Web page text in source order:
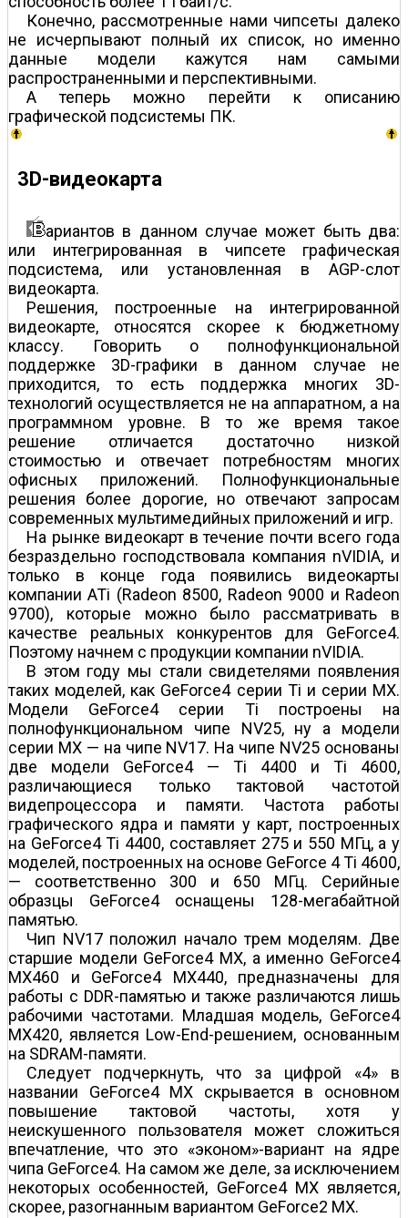
Конечно, рассмотренные нами чипсеты далеко
не исчерпывают полный их список, но именно
данные модели кажутся нам самыми
распространенными и перспективными.
А теперь можно перейти к описанию
графической подсистемы ПК.
3D-видеокарта
ариантов в данном случае может быть два:
или интегрированная в чипсете графическая
подсистема, или установленная в AGP-слот
видеокарта.
Решения, построенные на интегрированной
видеокарте, относятся скорее к бюджетному
классу. Говорить о полнофункциональной
поддержке 3D-графики в данном случае не
приходится, то есть поддержка многих 3D-
технологий осуществляется не на аппаратном, а на
программном уровне. В то же время такое
решение отличается достаточно низкой
стоимостью и отвечает потребностям многих
офисных приложений. Полнофункциональные
решения более дорогие, но отвечают запросам
современных мультимедийных приложений и игр.
На рынке видеокарт в течение почти всего года
безраздельно господствовала компания nVIDIA, и
только в конце года появились видеокарты
компании ATi (Radeon 8500, Radeon 9000 и Radeon
9700), которые можно было рассматривать в
качестве реальных конкурентов для GeForce4.
Поэтому начнем с продукции компании nVIDIA.
В этом году мы стали свидетелями появления
таких моделей, как GeForce4 серии Ti и серии MX.
Модели GeForce4 серии Ti построены на
полнофункциональном чипе NV25, ну а модели
серии MX — на чипе NV17. На чипе NV25 основаны
две модели GeForce4 — Ti 4400 и Ti 4600,
различающиеся только тактовой частотой
видепроцессора и памяти. Частота работы
графического ядра и памяти у карт, построенных
на GeForce4 Ti 4400, составляет 275 и 550 МГц, а у
моделей, построенных на основе GeForce 4 Ti 4600,
— соответственно 300 и 650 МГц. Серийные
образцы GeForce4 оснащены 128-мегабайтной
памятью.
Чип NV17 положил начало трем моделям. Две
старшие модели GeForce4 MX, а именно GeForce4
MX460 и GeForce4 MX440, предназначены для
работы с DDR-памятью и также различаются лишь
рабочими частотами. Младшая модель, GeForce4
MX420, является Low-End-решением, основанным
на SDRAM-памяти.
Следует подчеркнуть, что за цифрой «4» в
названии GeForce4 MX скрывается в основном
повышение тактовой частоты, хотя у
неискушенного пользователя может сложиться
впечатление, что это «эконом»-вариант на ядре
чипа GeForce4. На самом же деле, за исключением
некоторых особенностей, GeForce4 MX является,
скорее, разогнанным вариантом GeForce2 MX.